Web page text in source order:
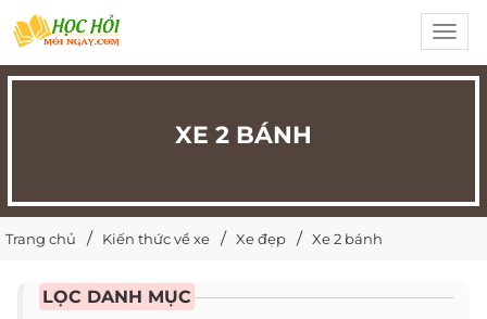
XE 2 BÁNH
Trang chủ Kiến thức về xe Xe đẹp Xe 2 bánh
LỌC DANH MỤC